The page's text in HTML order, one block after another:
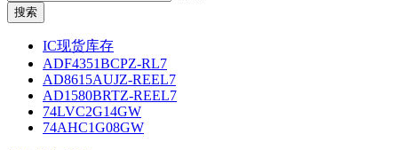
IC现货库存
ADF4351BCPZ-RL7
AD8615AUJZ-REEL7
AD1580BRTZ-REEL7
74LVC2G14GW
74AHC1G08GW